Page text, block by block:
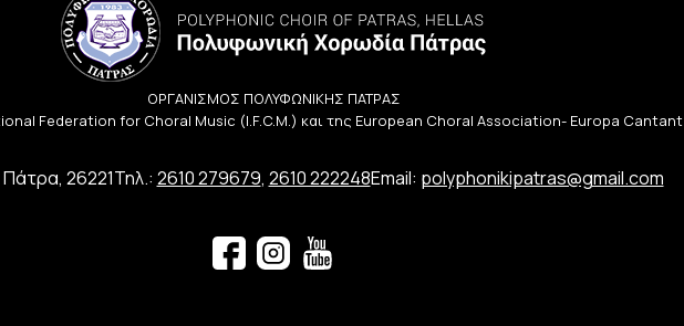
ΟΡΓΑΝΙΣΜΟΣ ΠΟΛΥΦΩΝΙΚΗΣ ΠΑΤΡΑΣ
Federation for Choral Music (I.F.C.M.) και της European Choral Association- Europa Cantant
26221Τηλ.: 2610 279679, 2610 222248Email: polyphonikipatras@gmail.com